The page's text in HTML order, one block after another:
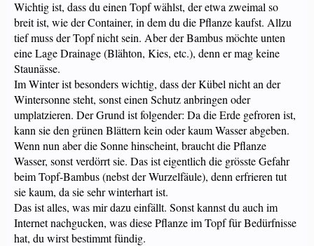
Wichtig ist, dass du einen Topf wählst, der etwa zweimal so
breit ist, wie der Container, in dem du die Pflanze kaufst. Allzu
tief muss der Topf nicht sein. Aber der Bambus möchte unten
eine Lage Drainage (Blähton, Kies, etc.), denn er mag keine
Staunässe.
Im Winter ist besonders wichtig, dass der Kübel nicht an der
Wintersonne steht, sonst einen Schutz anbringen oder
umplatzieren. Der Grund ist folgender: Da die Erde gefroren ist,
kann sie den grünen Blättern kein oder kaum Wasser abgeben.
Wenn nun aber die Sonne hinscheint, braucht die Pflanze
Wasser, sonst verdörrt sie. Das ist eigentlich die grösste Gefahr
beim Topf-Bambus (nebst der Wurzelfäule), denn erfrieren tut
sie kaum, da sie sehr winterhart ist.
Das ist alles, was mir dazu einfällt. Sonst kannst du auch im
Internet nachgucken, was diese Pflanze im Topf für Bedürfnisse
hat, du wirst bestimmt fündig.